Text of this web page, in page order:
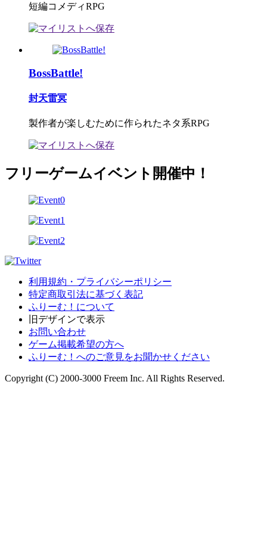
短編コメディRPG
BossBattle!
封天雷冥
製作者が楽しむために作られたネタ系RPG
フリーゲームイベント開催中！
利用規約・プライバシーポリシー
特定商取引法に基づく表記
ふりーむ！について
旧デザインで表示
お問い合わせ
ゲーム掲載希望の方へ
ふりーむ！へのご意見をお聞かせください
Copyright (C) 2000-3000 Freem Inc. All Rights Reserved.